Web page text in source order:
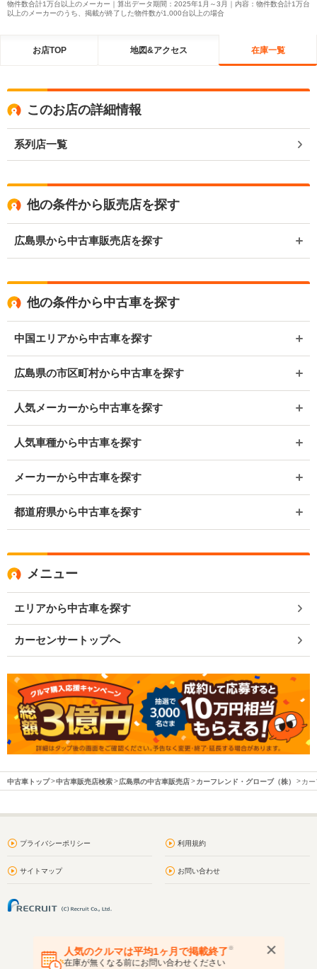
物件数合計1万台以上のメーカー｜算出データ期間：2025年1月～3月｜内容：物件数合計1万台
以上のメーカーのうち、掲載が終了した物件数が1,000台以上の場合
お店TOP 地図&アクセス 在庫一覧
このお店の詳細情報
系列店一覧
他の条件から販売店を探す
広島県から中古車販売店を探す
他の条件から中古車を探す
中国エリアから中古車を探す
広島県の市区町村から中古車を探す
人気メーカーから中古車を探す
人気車種から中古車を探す
メーカーから中古車を探す
都道府県から中古車を探す
メニュー
エリアから中古車を探す
カーセンサートップへ
中古車トップ 中古車販売店検索 広島県の中古車販売店 カーフレンド・グローブ（株） カ
プライバシーポリシー 利用規約
サイトマップ お問い合わせ
人気のクルマは平均1ヶ月で掲載終了※
在庫が無くなる前にお問い合わせください